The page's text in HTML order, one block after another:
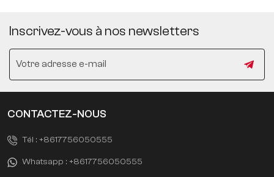
Inscrivez-vous à nos newsletters
CONTACTEZ-NOUS
Tél : +8617756050555
Whatsapp : +8617756050555